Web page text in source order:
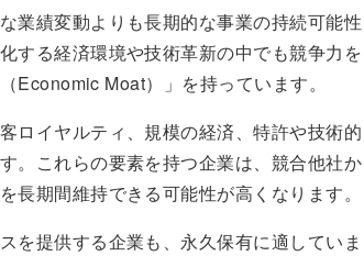
業績変動よりも長期的な事業の持続可能性
する経済環境や技術革新の中でも競争力を
Economic Moat）」を持っています。
ロイヤルティ、規模の経済、特許や技術的
。これらの要素を持つ企業は、競合他社か
長期間維持できる可能性が高くなります。
を提供する企業も、永久保有に適していま